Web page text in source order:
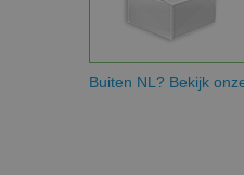
Buiten NL? Bekijk